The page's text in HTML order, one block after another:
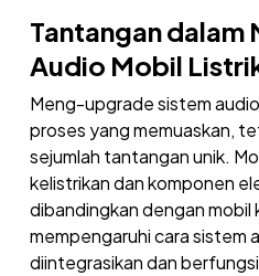
Tantangan
Audio Mobil
Meng-upgrade sistem
proses yang memuaskan,
sejumlah tantangan unik.
kelistrikan dan komponen
dibandingkan dengan
mempengaruhi cara sistem
diintegrasikan dan